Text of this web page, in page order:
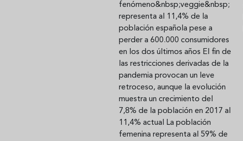
fenómeno&nbsp;veggie&nbsp;
representa al 11,4% de la
población española pese a
perder a 600.000 consumidores
en los dos últimos años El fin de
las restricciones derivadas de la
pandemia provocan un leve
retroceso, aunque la evolución
muestra un crecimiento del
7,8% de la población en 2017 al
11,4% actual La población
femenina representa al 59% de